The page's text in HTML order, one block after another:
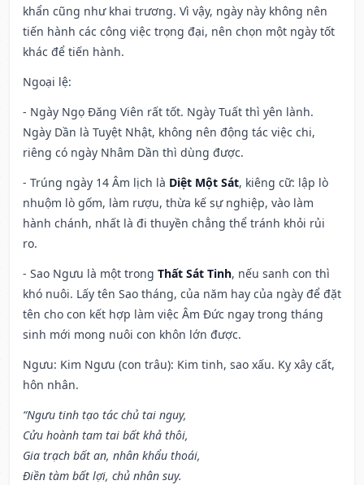
khẩn cũng như khai trương. Vì vậy, ngày này không nên
tiến hành các công việc trọng đại, nên chọn một ngày tốt
khác để tiến hành.
Ngoại lệ:
- Ngày Ngọ Đăng Viên rất tốt. Ngày Tuất thì yên lành.
Ngày Dần là Tuyệt Nhật, không nên động tác việc chi,
riêng có ngày Nhâm Dần thì dùng được.
- Trúng ngày 14 Âm lịch là Diệt Một Sát, kiêng cữ: lập lò
nhuộm lò gốm, làm rượu, thừa kế sự nghiệp, vào làm
hành chánh, nhất là đi thuyền chẳng thể tránh khỏi rủi
ro.
- Sao Ngưu là một trong Thất Sát Tinh, nếu sanh con thì
khó nuôi. Lấy tên Sao tháng, của năm hay của ngày để đặt
tên cho con kết hợp làm việc Âm Đức ngay trong tháng
sinh mới mong nuôi con khôn lớn được.
Ngưu: Kim Ngưu (con trâu): Kim tinh, sao xấu. Kỵ xây cất,
hôn nhân.
“Ngưu tinh tạo tác chủ tai nguy,
Cửu hoành tam tai bất khả thôi,
Gia trạch bất an, nhân khẩu thoái,
Điền tàm bất lợi, chủ nhân suy.